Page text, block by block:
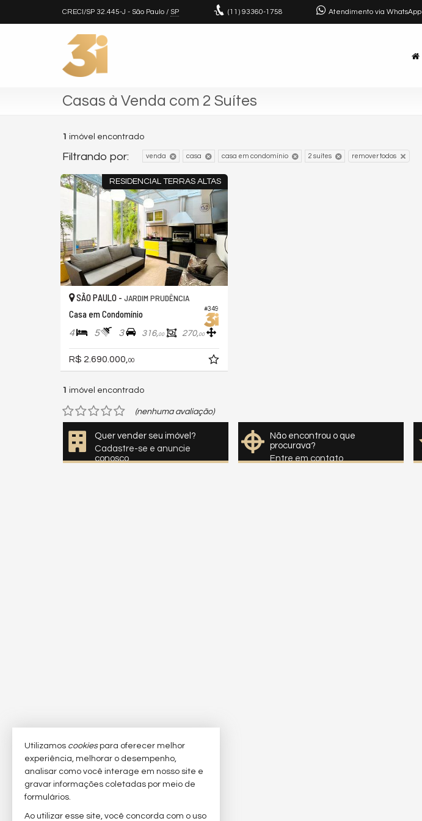
CRECI/SP 32.445-J - São Paulo / SP (11) 93360-1758 Atendimento via WhatsApp
Casas à Venda com 2 Suítes
1 imóvel encontrado
Filtrando por: venda casa casa em condomínio 2 suítes remover todos
RESIDENCIAL TERRAS ALTAS
#349
SÃO PAULO - JARDIM PRUDÊNCIA
Casa em Condomínio
4 5 3 316,00 270,00
R$ 2.690.000, 00
1 imóvel encontrado
(nenhuma avaliação)
Quer vender seu imóvel?
Cadastre-se e anuncie
conosco
Não encontrou o que
procurava?
Entre em contato
Utilizamos cookiespara oferecer melhor
experiência, melhorar o desempenho,
analisar como você interage em nosso site e
gravar informações coletadas por meio de
formulários.
Ao utilizar esse site, você concorda com o uso